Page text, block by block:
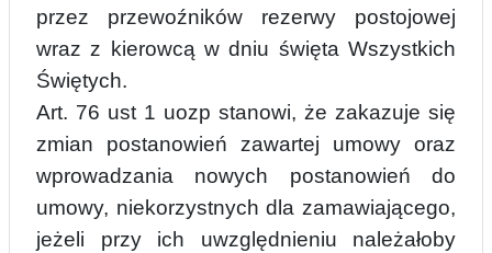
przez przewoźników rezerwy postojowej
wraz z kierowcą w dniu święta Wszystkich
Świętych.
Art. 76 ust 1 uozp stanowi, że zakazuje się
zmian postanowień zawartej umowy oraz
wprowadzania nowych postanowień do
umowy, niekorzystnych dla zamawiającego,
jeżeli przy ich uwzględnieniu należałoby